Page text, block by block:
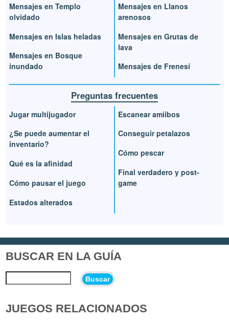
Mensajes en Templo
olvidado
Mensajes en Islas heladas
Mensajes en Bosque
inundado
Mensajes en Llanos
arenosos
Mensajes en Grutas de
lava
Mensajes de Frenesí
Preguntas frecuentes
Jugar multijugador
¿Se puede aumentar el
inventario?
Qué es la afinidad
Cómo pausar el juego
Estados alterados
Escanear amiibos
Conseguir petalazos
Cómo pescar
Final verdadero y post-
game
BUSCAR EN LA GUÍA
Buscar
JUEGOS RELACIONADOS